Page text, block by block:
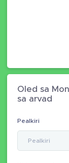
Oled sa
sa arvad
Pealkiri